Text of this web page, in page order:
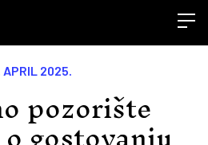
APRIL 2025.
pozorište